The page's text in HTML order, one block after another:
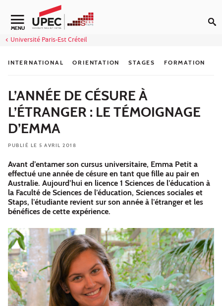
Aller au contenu
Navigation secondaire
MENU
Université Paris-Est Créteil
INTERNATIONAL ORIENTATION STAGES FORMATION
L’ANNÉE DE CÉSURE À
L’ÉTRANGER : LE TÉMOIGNAGE
D’EMMA
PUBLIÉ LE 5 AVRIL 2018
Avant d’entamer son cursus universitaire, Emma Petit a
effectué une année de césure en tant que fille au pair en
Australie. Aujourd’hui en licence 1 Sciences de l’éducation à
la Faculté de Sciences de l’éducation, Sciences sociales et
Staps, l’étudiante revient sur son année à l’étranger et les
bénéfices de cette expérience.